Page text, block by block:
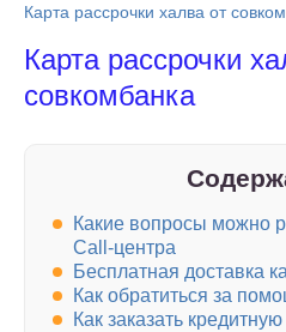
Карта рассрочки халва от
Карта рассрочки
совкомбанка
Какие вопросы можно
Call-центра
Бесплатная доставка
Как обратиться за
Как заказать